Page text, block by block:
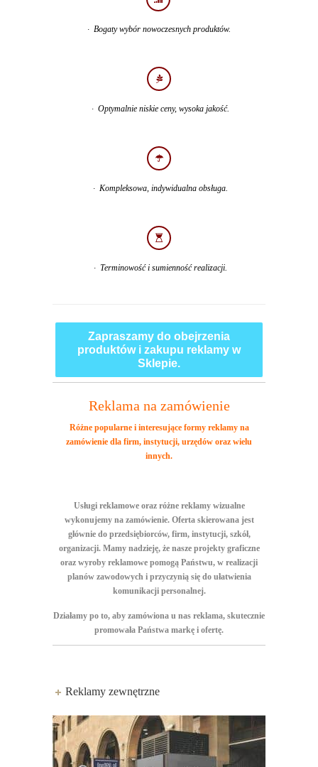
· Bogaty wybór nowoczesnych produktów.
· Optymalnie niskie ceny, wysoka jakość.
· Kompleksowa, indywidualna obsługa.
· Terminowość i sumienność realizacji.
Zapraszamy do obejrzenia
produktów i zakupu reklamy w
Sklepie.
Reklama na zamówienie
Różne popularne i interesujące formy reklamy na
zamówienie dla firm, instytucji, urzędów oraz wielu
innych.
Usługi reklamowe oraz różne reklamy wizualne
wykonujemy na zamówienie. Oferta skierowana jest
głównie do przedsiębiorców, firm, instytucji, szkół,
organizacji. Mamy nadzieję, że nasze projekty graficzne
oraz wyroby reklamowe pomogą Państwu, w realizacji
planów zawodowych i przyczynią się do ułatwienia
komunikacji personalnej.
Działamy po to, aby zamówiona u nas reklama, skutecznie
promowała Państwa markę i ofertę.
Reklamy zewnętrzne